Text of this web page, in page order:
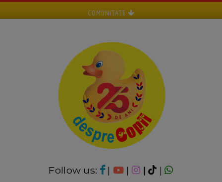
COMUNITATE
Follow us: | | |
|